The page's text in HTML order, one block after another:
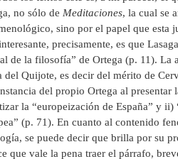
no sólo de Meditaciones, la cual se
sino por el papel que esta
precisamente, es que
de la filosofía” de Ortega (p. 11). La
del Quijote, es decir del mérito de
del propio Ortega al presentar
la “europeización de España” y
(p. 71). En cuanto al contenido
se puede decir que brilla por su
que vale la pena traer el párrafo,